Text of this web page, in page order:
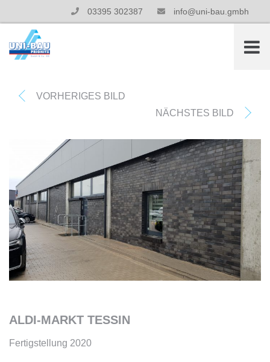
03395 302387 info@uni-bau.gmbh
VORHERIGES BILD
NÄCHSTES BILD
ALDI-MARKT TESSIN
Fertigstellung 2020